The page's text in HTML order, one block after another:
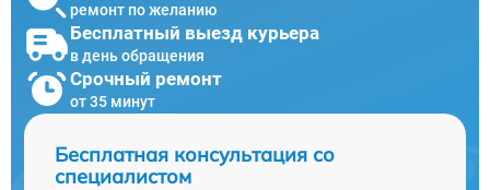
ремонт по желанию
Бесплатный выезд курьера
в день обращения
Срочный ремонт
от 35 минут
Бесплатная консультация со
специалистом